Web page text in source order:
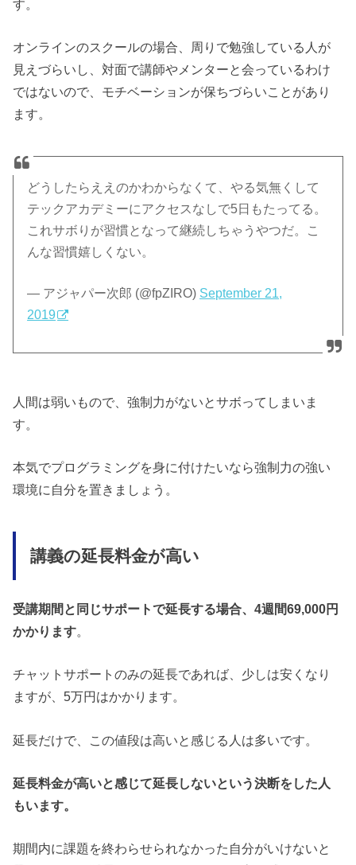
す。
オンラインのスクールの場合、周りで勉強している人が
見えづらいし、対面で講師やメンターと会っているわけ
ではないので、モチベーションが保ちづらいことがあり
ます。
どうしたらええのかわからなくて、やる気無くして
テックアカデミーにアクセスなしで5日もたってる。
これサボりが習慣となって継続しちゃうやつだ。こ
んな習慣嬉しくない。
— アジャパー次郎 (@fpZIRO) September 21,
2019
人間は弱いもので、強制力がないとサボってしまいま
す。
本気でプログラミングを身に付けたいなら強制力の強い
環境に自分を置きましょう。
講義の延長料金が高い
受講期間と同じサポートで延長する場合、4週間69,000円
かかります。
チャットサポートのみの延長であれば、少しは安くなり
ますが、5万円はかかります。
延長だけで、この値段は高いと感じる人は多いです。
延長料金が高いと感じて延長しないという決断をした人
もいます。
期間内に課題を終わらせられなかった自分がいけないと